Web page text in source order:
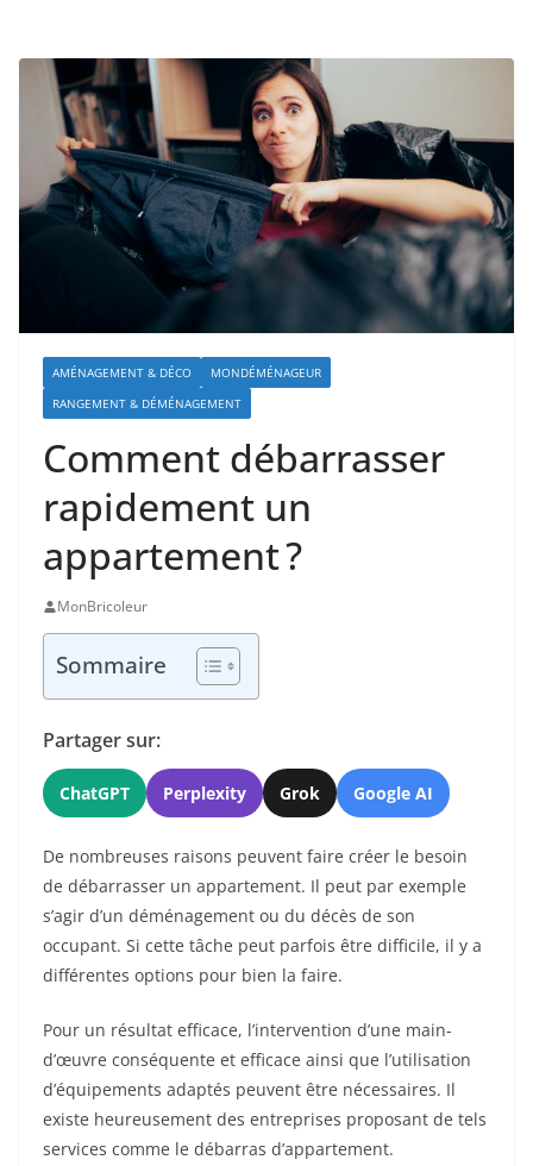
AMÉNAGEMENT & DÉCO
MONDÉMÉNAGEUR
RANGEMENT & DÉMÉNAGEMENT
Comment débarrasser
rapidement un
appartement ?
MonBricoleur
Sommaire
Partager sur:
ChatGPT Perplexity Grok Google AI
De nombreuses raisons peuvent faire créer le besoin
de débarrasser un appartement. Il peut par exemple
s’agir d’un déménagement ou du décès de son
occupant. Si cette tâche peut parfois être difficile, il y a
différentes options pour bien la faire.
Pour un résultat efficace, l’intervention d’une main-
d’œuvre conséquente et efficace ainsi que l’utilisation
d’équipements adaptés peuvent être nécessaires. Il
existe heureusement des entreprises proposant de tels
services comme le débarras d’appartement.